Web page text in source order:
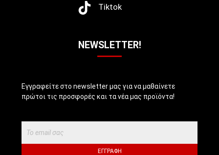
Tiktok
NEWSLETTER!
Εγγραφείτε στο newsletter μας για να μαθαίνετε
πρώτοι τις προσφορές και τα νέα μας προϊόντα!
ΕΓΓΡΑΦΉ